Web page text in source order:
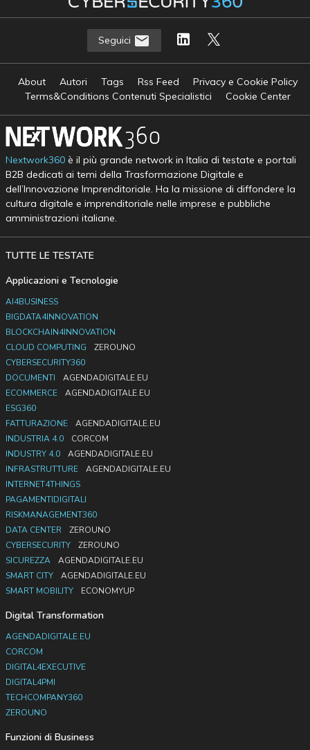
Seguici
About Autori Tags Rss Feed
Privacy e Cookie Policy
Terms&Conditions Contenuti Specialistici
Cookie Center
Nextwork360è il più grande network in Italia di testate e portali
B2B dedicati ai temi della Trasformazione Digitale e
dell’Innovazione Imprenditoriale. Ha la missione di diffondere la
cultura digitale e imprenditoriale nelle imprese e pubbliche
amministrazioni italiane.
TUTTE LE TESTATE
Applicazioni e Tecnologie
AI4BUSINESS
BIGDATA4INNOVATION
BLOCKCHAIN4INNOVATION
CLOUD COMPUTING
ZEROUNO
CYBERSECURITY360
DOCUMENTI
AGENDADIGITALE.EU
ECOMMERCE
AGENDADIGITALE.EU
ESG360
FATTURAZIONE
AGENDADIGITALE.EU
INDUSTRIA 4.0
CORCOM
INDUSTRY 4.0
AGENDADIGITALE.EU
INFRASTRUTTURE
AGENDADIGITALE.EU
INTERNET4THINGS
PAGAMENTIDIGITALI
RISKMANAGEMENT360
DATA CENTER
ZEROUNO
CYBERSECURITY
ZEROUNO
SICUREZZA
AGENDADIGITALE.EU
SMART CITY
AGENDADIGITALE.EU
SMART MOBILITY
ECONOMYUP
Digital Transformation
AGENDADIGITALE.EU
CORCOM
DIGITAL4EXECUTIVE
DIGITAL4PMI
TECHCOMPANY360
ZEROUNO
Funzioni di Business